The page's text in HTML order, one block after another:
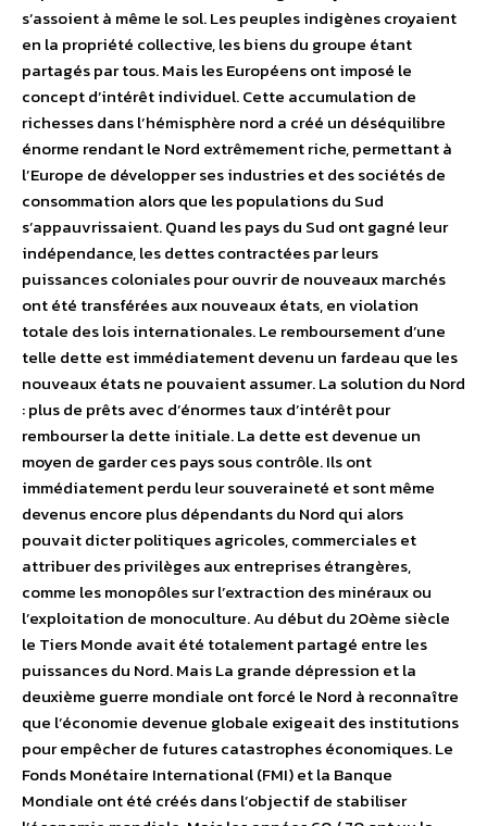
s’assoient à même le sol. Les peuples indigènes croyaient
en la propriété collective, les biens du groupe étant
partagés par tous. Mais les Européens ont imposé le
concept d’intérêt individuel. Cette accumulation de
richesses dans l’hémisphère nord a créé un déséquilibre
énorme rendant le Nord extrêmement riche, permettant à
l’Europe de développer ses industries et des sociétés de
consommation alors que les populations du Sud
s’appauvrissaient. Quand les pays du Sud ont gagné leur
indépendance, les dettes contractées par leurs
puissances coloniales pour ouvrir de nouveaux marchés
ont été transférées aux nouveaux états, en violation
totale des lois internationales. Le remboursement d’une
telle dette est immédiatement devenu un fardeau que les
nouveaux états ne pouvaient assumer. La solution du Nord
: plus de prêts avec d’énormes taux d’intérêt pour
rembourser la dette initiale. La dette est devenue un
moyen de garder ces pays sous contrôle. Ils ont
immédiatement perdu leur souveraineté et sont même
devenus encore plus dépendants du Nord qui alors
pouvait dicter politiques agricoles, commerciales et
attribuer des privilèges aux entreprises étrangères,
comme les monopôles sur l’extraction des minéraux ou
l’exploitation de monoculture. Au début du 20ème siècle
le Tiers Monde avait été totalement partagé entre les
puissances du Nord. Mais La grande dépression et la
deuxième guerre mondiale ont forcé le Nord à reconnaître
que l’économie devenue globale exigeait des institutions
pour empêcher de futures catastrophes économiques. Le
Fonds Monétaire International (FMI) et la Banque
Mondiale ont été créés dans l’objectif de stabiliser